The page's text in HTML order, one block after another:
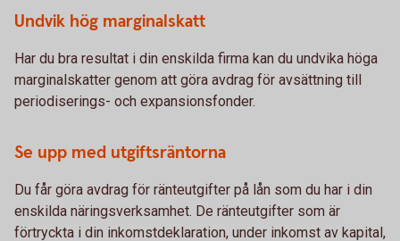
Undvik hög marginalskatt
Har du bra resultat i din enskilda firma kan du undvika höga
marginalskatter genom att göra avdrag för avsättning till
periodiserings- och expansionsfonder.
Se upp med utgiftsräntorna
Du får göra avdrag för ränteutgifter på lån som du har i din
enskilda näringsverksamhet. De ränteutgifter som är
förtryckta i din inkomstdeklaration, under inkomst av kapital,